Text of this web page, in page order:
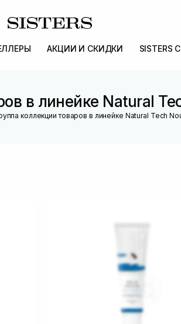
АКЦИИ И СКИДКИ SISTERS
в линейке Natural
коллекции товаров в линейке Natural Tech